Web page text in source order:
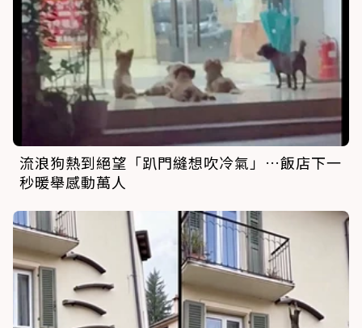
流浪狗熱到絕望「趴門縫想吹冷氣」…飯店下一
秒暖舉感動萬人